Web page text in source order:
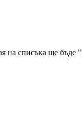
списъка ще бъде